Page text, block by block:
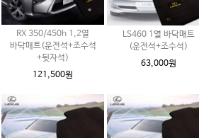
RX 350/450h 1,2열
바닥매트(운전석+조수석
+뒷자석)
121,500원
LS460 1열 바닥매트
(운전석+조수석)
63,000원